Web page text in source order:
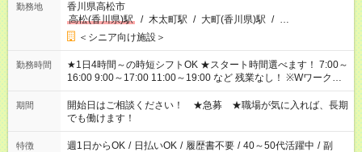
勤務地
香川県高松市
高松(香川県)駅
/ 木太町駅 / 大町(香川県)駅 / …
＜シニア向け施設＞
勤務時間
★1日4時間～の時短シフトOK ★スタート時間選べます！ 7:00～
16:00 9:00～17:00 11:00～19:00 など 残業なし！ ※Wワークの
場合、他のお仕事と合わせ週40時間超の就業はご案内できませ
ん ※法令に基づき、週20時間以上勤務は社会保険への加入対象
となります ※労働者派遣法（日雇い派遣の原則禁止）により、
短時間・短期間の就業はご案内が難しい場合があります
期間
開始日はご相談ください！ ★急募 ★職場が気に入れば、長期
でも働けます！
特徴 週1日からOK / 日払いOK / 履歴書不要 / 40～50代活躍中 / 副